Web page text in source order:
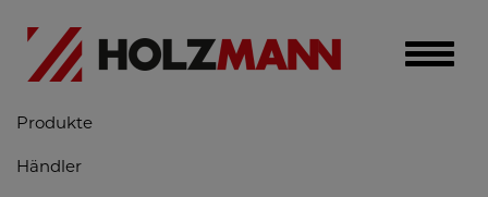
Toggle
Produkte
Händler